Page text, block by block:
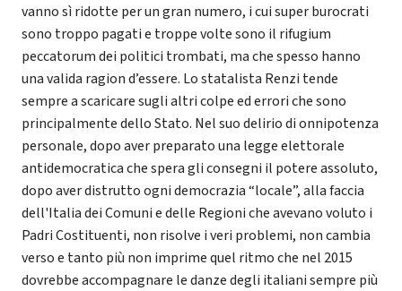
vanno sì ridotte per un gran numero, i cui super burocrati
sono troppo pagati e troppe volte sono il rifugium
peccatorum dei politici trombati, ma che spesso hanno
una valida ragion d’essere. Lo statalista Renzi tende
sempre a scaricare sugli altri colpe ed errori che sono
principalmente dello Stato. Nel suo delirio di onnipotenza
personale, dopo aver preparato una legge elettorale
antidemocratica che spera gli consegni il potere assoluto,
dopo aver distrutto ogni democrazia “locale”, alla faccia
dell'Italia dei Comuni e delle Regioni che avevano voluto i
Padri Costituenti, non risolve i veri problemi, non cambia
verso e tanto più non imprime quel ritmo che nel 2015
dovrebbe accompagnare le danze degli italiani sempre più